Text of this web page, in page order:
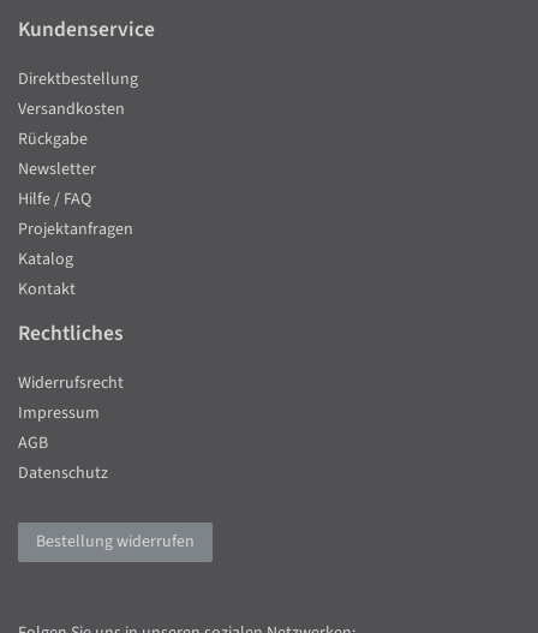
Kundenservice
Direktbestellung
Versandkosten
Rückgabe
Newsletter
Hilfe / FAQ
Projektanfragen
Katalog
Kontakt
Rechtliches
Widerrufsrecht
Impressum
AGB
Datenschutz
Bestellung widerrufen